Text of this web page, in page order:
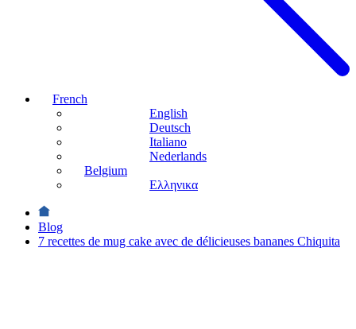
French
English
Deutsch
Italiano
Nederlands
Belgium
Ελληνικα
Blog
7 recettes de mug cake avec de délicieuses bananes Chiquita